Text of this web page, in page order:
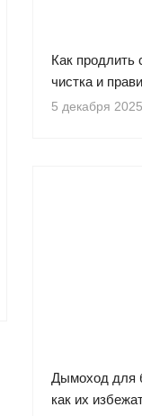
Как продлить
чистка и
5 декабря
Дымоход для
как их